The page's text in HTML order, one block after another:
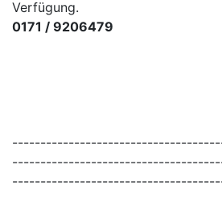
Verfügung.
0171 / 9206479